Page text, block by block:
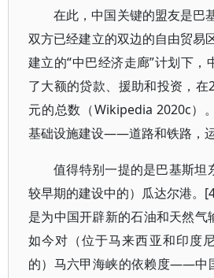
在此，中国关键的盟友是巴
双方已经建立的双边的自由贸易
建立的“中巴经济走廊”计划下，
了大额的贷款、援助和投资，在
元的总数（Wikipedia 2020c）
基础设施建设——道路和铁路，运
值得特别一提的是巴基斯坦
较早期的建设中的）瓜达尔港。
是为中国开辟新的石油和天然气
如今对（位于马来西亚和印度
的）马六甲海峡的依赖度——中